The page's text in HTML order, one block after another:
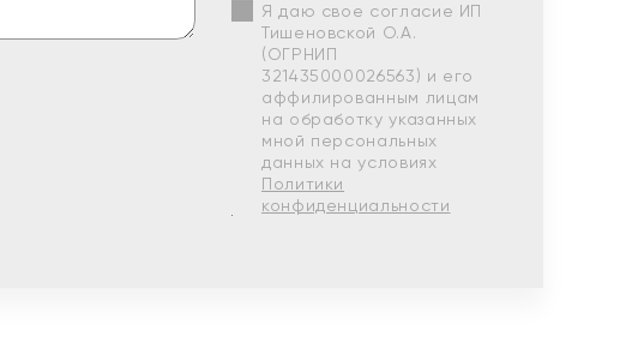
Я даю свое согласие ИП
Тишеновской О.А.
(ОГРНИП
321435000026563) и его
аффилированным лицам
на обработку указанных
мной персональных
данных на условиях
Политики
конфиденциальности